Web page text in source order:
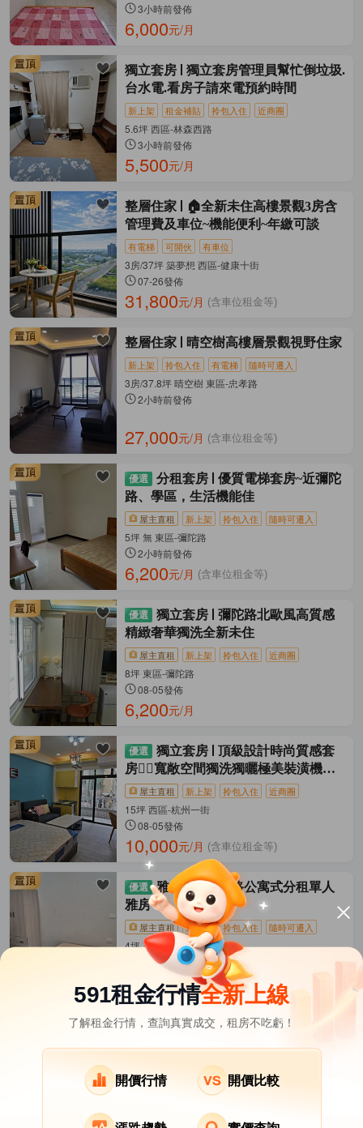
3小時前發佈
6,000元/月
獨立套房
獨立套房管理員幫忙倒垃圾.
台水電.看房子請來電預約時間
新上架 租金補貼 拎包入住 近商圈
5.6坪 西區-林森西路
3小時前發佈
5,500元/月
整層住家
🏠全新未住高樓景觀3房含
管理費及車位~機能便利~年繳可談
有電梯 可開伙 有車位
3房/37坪 築夢想 西區-健康十街
07-26發佈
31,800元/月 (含車位租金等)
整層住家 晴空樹高樓層景觀視野住家
新上架 拎包入住 有電梯 隨時可遷入
3房/37.8坪 晴空樹 東區-忠孝路
2小時前發佈
27,000元/月 (含車位租金等)
分租套房
優質電梯套房~近彌陀
路、學區，生活機能佳
屋主直租 新上架 拎包入住 隨時可遷入
5坪 無 東區-彌陀路
2小時前發佈
6,200元/月 (含車位租金等)
獨立套房
彌陀路北歐風高質感
精緻奢華獨洗全新未住
屋主直租 新上架 拎包入住 近商圈
8坪 東區-彌陀路
08-05發佈
6,200元/月
獨立套房
頂級設計時尚質感套
房👍🏻寬敞空間獨洗獨曬極美裝潢機能
佳屋主直租 新上架 拎包入住 近商圈
15坪 西區-杭州一街
08-05發佈
10,000元/月 (含車位租金等)
雅房
吳鳳南路公寓式分租單人
雅房
屋主直租 新上架 拎包入住 隨時可遷入
4坪 東區-吳鳳南路
3小時前發佈
3,800元/月 (含管理費等)
其它租屋 熱門在租社區
591租金行情全新上線
了解租金行情，查詢真實成交，租房不吃虧！
開價行情 開價比較